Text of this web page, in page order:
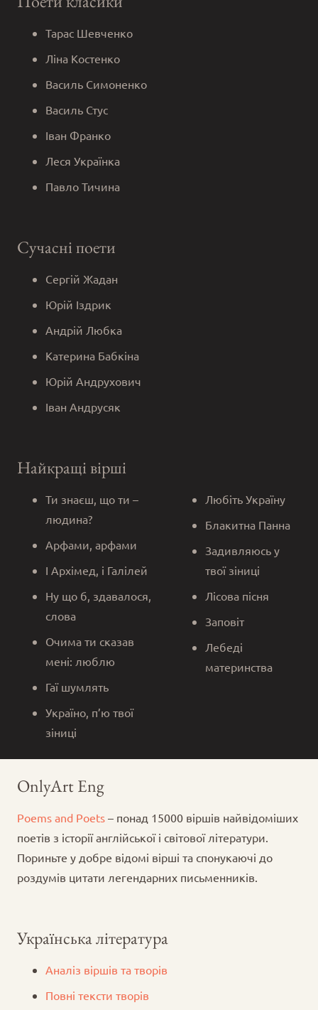
Тарас Шевченко
Ліна Костенко
Василь Симоненко
Василь Стус
Іван Франко
Леся Українка
Павло Тичина
Сучасні поети
Сергій Жадан
Юрій Іздрик
Андрій Любка
Катерина Бабкіна
Юрій Андрухович
Іван Андрусяк
Найкращі вірші
Ти знаєш, що ти –
людина?
Арфами, арфами
І Архімед, і Галілей
Ну що б, здавалося,
слова
Очима ти сказав
мені: люблю
Гаї шумлять
Україно, п’ю твої
зіниці
Любіть Україну
Блакитна Панна
Задивляюсь у
твої зіниці
Лісова пісня
Заповіт
Лебеді
материнства
OnlyArt Eng
Poems and Poets – понад 15000 віршів найвідоміших
поетів з історії англійської і світової літератури.
Пориньте у добре відомі вірші та спонукаючі до
роздумів цитати легендарних письменників.
Українська література
Аналіз віршів та творів
Повні тексти творів